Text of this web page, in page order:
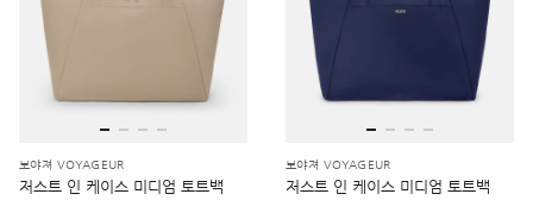
보야져 VOYAGEUR
저스트 인 케이스 미디엄 토트백
보야져 VOYAGEUR
저스트 인 케이스 미디엄 토트백